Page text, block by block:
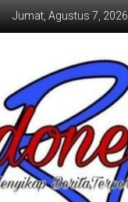
Jumat, Agustus 7, 2026